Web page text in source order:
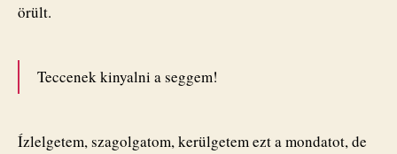
örült.
Teccenek kinyalni a seggem!
Ízlelgetem, szagolgatom, kerülgetem ezt a mondatot, de